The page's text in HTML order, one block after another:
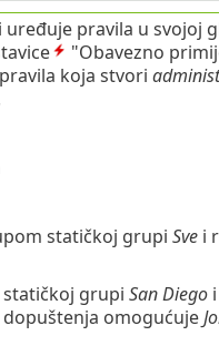
pravila u svojoj
"Obavezno
koja stvori
statičkoj grupi Svei
grupi San Diegoi
dopuštenja omogućuje